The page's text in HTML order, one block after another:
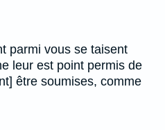
parmi vous se taisent
leur est point permis de
être soumises, comme